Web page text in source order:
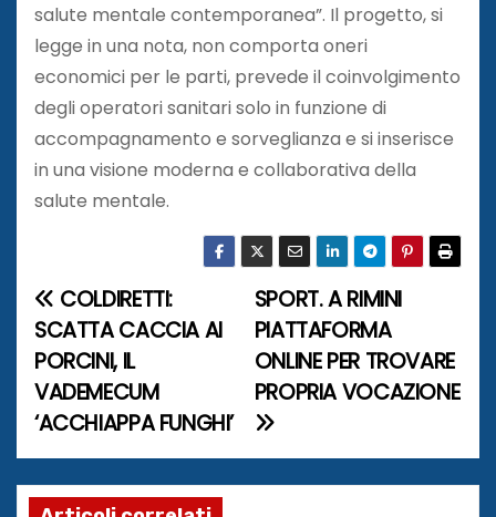
salute mentale contemporanea”. Il progetto, si
legge in una nota, non comporta oneri
economici per le parti, prevede il coinvolgimento
degli operatori sanitari solo in funzione di
accompagnamento e sorveglianza e si inserisce
in una visione moderna e collaborativa della
salute mentale.
N
a
v
i
g
SPORT. A RIMINI
PIATTAFORMA
ONLINE PER TROVARE
PROPRIA VOCAZIONE
COLDIRETTI:
SCATTA CACCIA AI
PORCINI, IL
VADEMECUM
‘ACCHIAPPA FUNGHI’